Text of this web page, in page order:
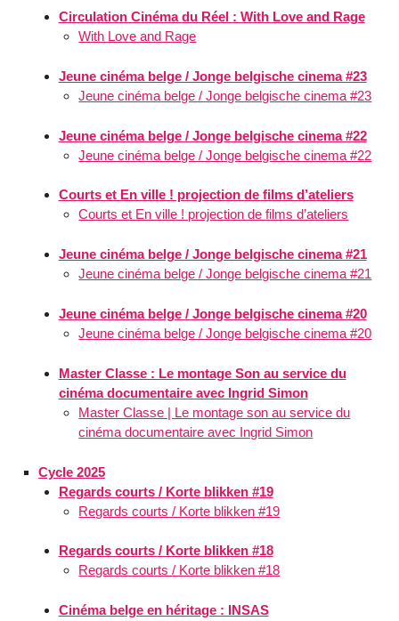
Circulation Cinéma du Réel : With Love and Rage
With Love and Rage
Jeune cinéma belge / Jonge belgische cinema #23
Jeune cinéma belge / Jonge belgische cinema #23
Jeune cinéma belge / Jonge belgische cinema #22
Jeune cinéma belge / Jonge belgische cinema #22
Courts et En ville ! projection de films d’ateliers
Courts et En ville ! projection de films d’ateliers
Jeune cinéma belge / Jonge belgische cinema #21
Jeune cinéma belge / Jonge belgische cinema #21
Jeune cinéma belge / Jonge belgische cinema #20
Jeune cinéma belge / Jonge belgische cinema #20
Master Classe : Le montage Son au service du
cinéma documentaire avec Ingrid Simon
Master Classe | Le montage son au service du
cinéma documentaire avec Ingrid Simon
Cycle 2025
Regards courts / Korte blikken #19
Regards courts / Korte blikken #19
Regards courts / Korte blikken #18
Regards courts / Korte blikken #18
Cinéma belge en héritage : INSAS